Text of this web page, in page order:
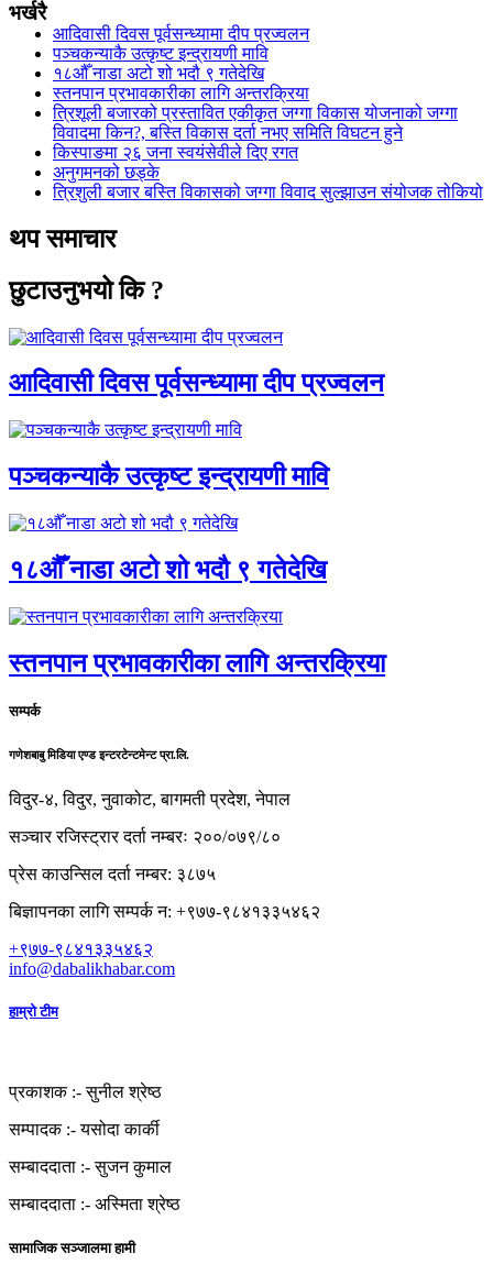
भर्खरै
आदिवासी दिवस पूर्वसन्ध्यामा दीप प्रज्वलन
पञ्चकन्याकै उत्कृष्ट इन्द्रायणी मावि
१८औँ नाडा अटो शो भदौ ९ गतेदेखि
स्तनपान प्रभावकारीका लागि अन्तरक्रिया
त्रिशूली बजारको प्रस्तावित एकीकृत जग्गा विकास योजनाको जग्गा
विवादमा किन?, बस्ति विकास दर्ता नभए समिति विघटन हुने
किस्पाङमा २६ जना स्वयंसेवीले दिए रगत
अनुगमनको छड्के
त्रिशुली बजार बस्ति विकासको जग्गा विवाद सुल्झाउन संयोजक तोकियो
थप समाचार
छुटाउनुभयो कि ?
आदिवासी दिवस पूर्वसन्ध्यामा दीप प्रज्वलन
पञ्चकन्याकै उत्कृष्ट इन्द्रायणी मावि
१८औँ नाडा अटो शो भदौ ९ गतेदेखि
स्तनपान प्रभावकारीका लागि अन्तरक्रिया
सम्पर्क
गणेशबाबु मिडिया एण्ड इन्टरटेन्टमेन्ट प्रा.लि.
विदुर-४, विदुर, नुवाकोट, बागमती प्रदेश, नेपाल
सञ्चार रजिस्ट्रार दर्ता नम्बरः २००/०७९/८०
प्रेस काउन्सिल दर्ता नम्बर: ३८७५
बिज्ञापनका लागि सम्पर्क न: +९७७-९८४१३३५४६२
+९७७-९८४१३३५४६२
info@dabalikhabar.com
हाम्रो टीम
प्रकाशक :-सुनील श्रेष्ठ
सम्पादक :-यसोदा कार्की
सम्बाददाता :-सुजन कुमाल
सम्बाददाता :- अस्मिता श्रेष्ठ
सामाजिक सञ्जालमा हामी